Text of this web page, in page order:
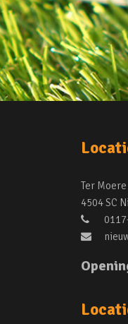
Ter Moere
4504 SC